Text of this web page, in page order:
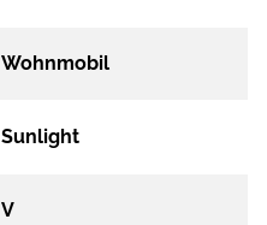
Wohnmobil
Sunlight
V